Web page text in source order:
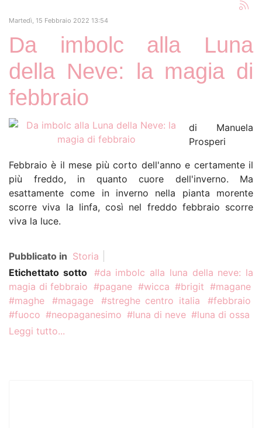
Sulla Piattaforma Streeen, 'Dan
Fante An American Writer'
diretto da Flavio Sciolè
Kavinsky, DJ francese trovato
morto all'età di 50 anni
Perché la ricerca del “Bene
Felicità umana?
Abruzzo. Anello di Lama
Bianca, sparito, svanito,
scomparso.
Martedì, 15 Febbraio 2022 13:54
Da imbolc alla Luna
della Neve: la magia di
febbraio
di Manuela
Prosperi
Febbraio è il mese più corto dell'anno e certamente il
più freddo, in quanto cuore dell'inverno. Ma
esattamente come in inverno nella pianta morente
scorre viva la linfa, così nel freddo febbraio scorre
viva la luce.
Pubblicato in Storia
Etichettato sotto
da imbolc alla luna della neve: la
magia di febbraio
pagane wicca brigit
magane
maghe
magage streghe centro italia
febbraio
fuoco
neopaganesimo luna di neve
luna di ossa
Leggi tutto...
2026, ha scosso l'opinione...
28
Gassosa, quel gusto
targato anni ‘60.
di Salvatore Battaglia Presidente
Accademia delle Prefi Il Ricordo I
tempi, a cui mi voglio...
28
LUG
Perché la ricerca del
Felicità umana?
Dr. Sethi K.C. Nel corso della
storia, l’umanità ha sempre
cercato la felicità, ma non è
mai...